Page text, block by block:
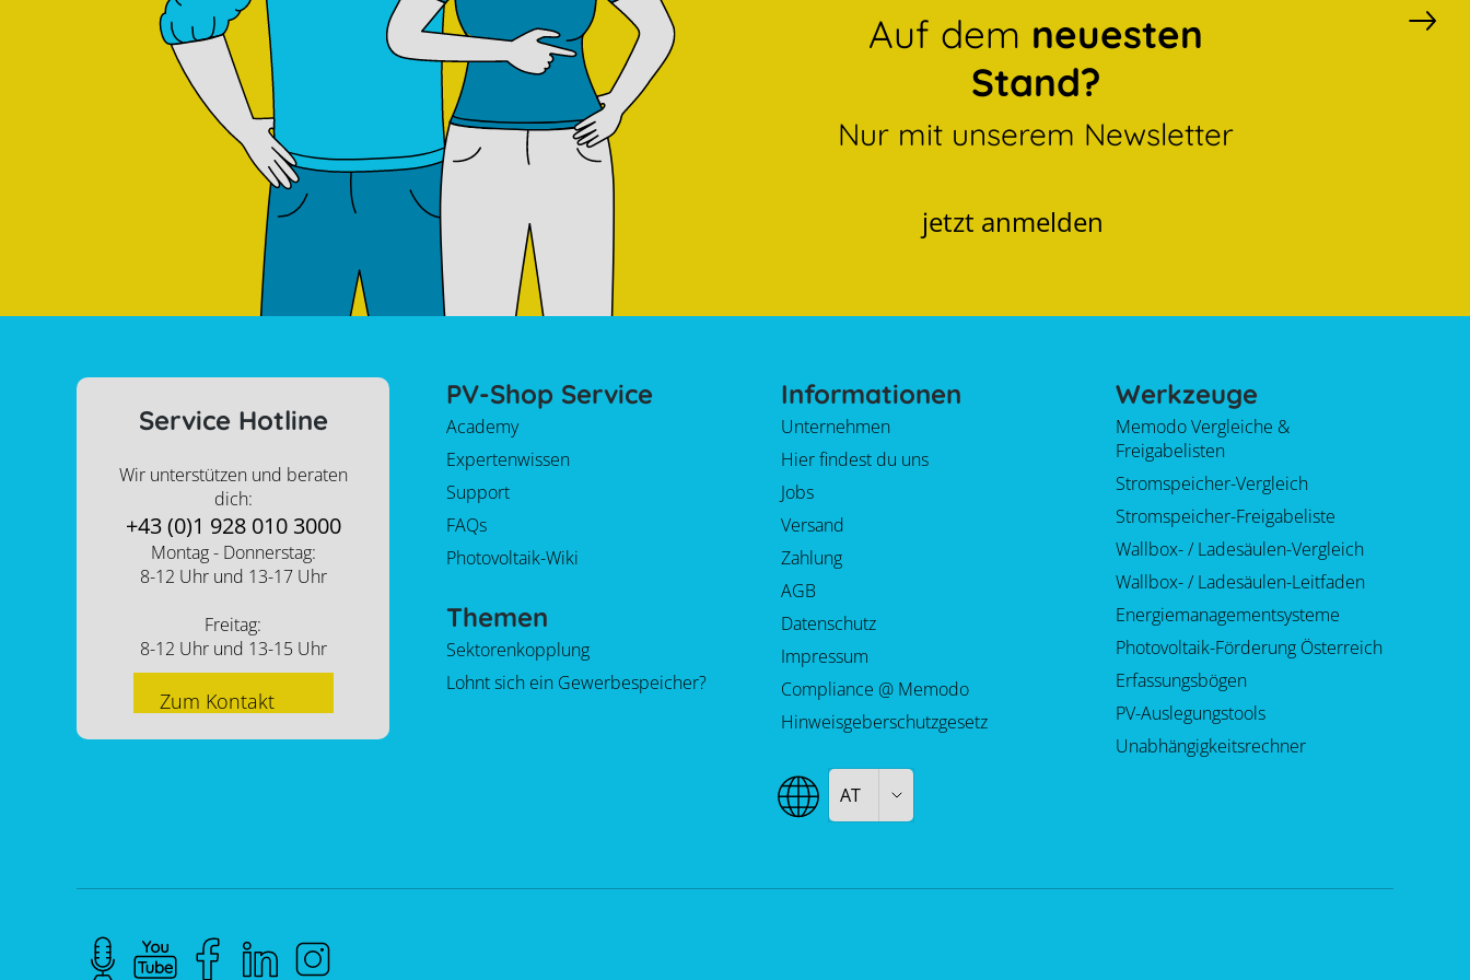
Auf dem neuesten
Stand?
Nur mit unserem Newsletter
jetzt anmelden
Service Hotline
Wir unterstützen und beraten
dich:
+43 (0)1 928 010 3000
Montag - Donnerstag:
8-12 Uhr und 13-17 Uhr
Freitag:
8-12 Uhr und 13-15 Uhr
Zum Kontakt
PV-Shop Service
Academy
Expertenwissen
Support
FAQs
Photovoltaik-Wiki
Themen
Sektorenkopplung
Lohnt sich ein Gewerbespeicher?
Informationen
Unternehmen
Hier findest du uns
Jobs
Versand
Zahlung
AGB
Datenschutz
Impressum
Compliance @ Memodo
Hinweisgeberschutzgesetz
Werkzeuge
Memodo Vergleiche &
Freigabelisten
Stromspeicher-Vergleich
Stromspeicher-Freigabeliste
Wallbox- / Ladesäulen-Vergleich
Wallbox- / Ladesäulen-Leitfaden
Energiemanagementsysteme
Photovoltaik-Förderung Österreich
Erfassungsbögen
PV-Auslegungstools
Unabhängigkeitsrechner
AT